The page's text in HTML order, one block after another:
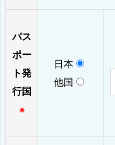
パス
ポー
ト発
行国
※
日本
他国